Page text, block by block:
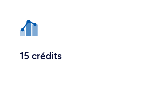
15 crédits